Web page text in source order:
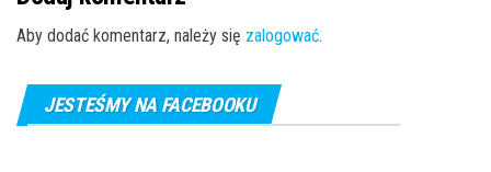
Aby dodać komentarz, należy się zalogować.
JESTEŚMY NA FACEBOOKU